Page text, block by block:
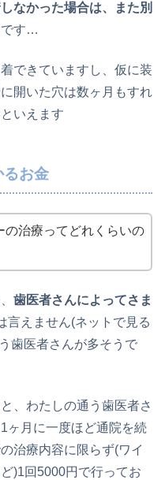
なかった場合は、また別
です…
できていますし、仮に装
開いた穴は数ヶ月もすれ
いえます
るお金
の治療ってどれくらいの
歯医者さんによってさま
言えません(ネットで見る
歯医者さんが多そうで
、わたしの通う歯医者さ
ヶ月に一度ほど通院を続
治療内容に限らず(ワイ
)1回5000円で行ってお